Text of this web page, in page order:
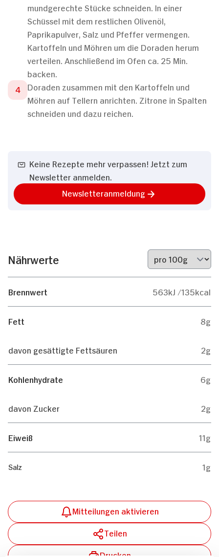
mundgerechte Stücke schneiden. In einer
Schüssel mit dem restlichen Olivenöl,
Paprikapulver, Salz und Pfeffer vermengen.
Kartoffeln und Möhren um die Doraden herum
verteilen. Anschließend im Ofen ca. 25 Min.
backen.
Doraden zusammen mit den Kartoffeln und
Möhren auf Tellern anrichten. Zitrone in Spalten
schneiden und dazu reichen.
Keine Rezepte mehr verpassen! Jetzt zum
Newsletter anmelden.
Newsletteranmeldung
Nährwerte
Brennwert 563kJ /135kcal
Fett 8g
davon gesättigte Fettsäuren 2g
Kohlenhydrate 6g
davon Zucker 2g
Eiweiß 11g
Salz 1g
Mitteilungen aktivieren
Teilen
Drucken